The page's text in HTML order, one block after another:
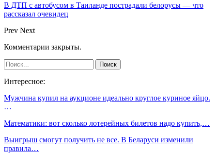
В ДТП с автобусом в Таиланде пострадали белорусы — что
рассказал очевидец
Prev Next
Комментарии закрыты.
Интересное:
Мужчина купил на аукционе идеально круглое куриное яйцо.
…
Математики: вот сколько лотерейных билетов надо купить,…
Выигрыш смогут получить не все. В Беларуси изменили
правила…